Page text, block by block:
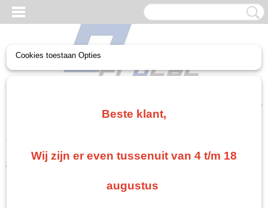
(0)
Home
Troton
Cookies toestaan Opties
Beste klant,
Wij zijn er even tussenuit van 4 t/m 18
augustus